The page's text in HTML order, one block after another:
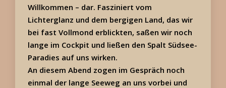
Willkommen – dar. Fasziniert vom
Lichterglanz und dem bergigen Land, das wir
bei fast Vollmond erblickten, saßen wir noch
lange im Cockpit und ließen den Spalt Südsee-
Paradies auf uns wirken.
An diesem Abend zogen im Gespräch noch
einmal der lange Seeweg an uns vorbei und